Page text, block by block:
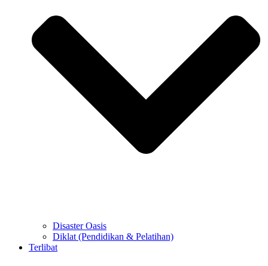
Disaster Oasis
Diklat (Pendidikan & Pelatihan)
Terlibat